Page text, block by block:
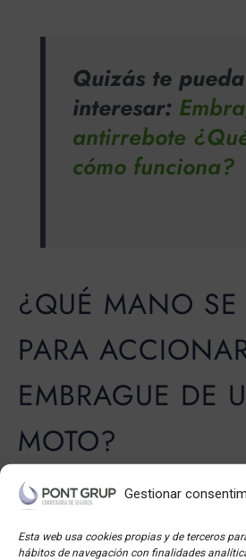
Gestionar
Esta web usa cookies propias y de terceros
hábitos de navegación con finalidades
Quizás te pueda
interesar:
antirrebote
cómo funciona?
¿QUÉ MANO SE
PARA
EMBRAGUE DE
MOTO?
La mano que se utiliza
de una motocicleta
diseño no es casual, ya que